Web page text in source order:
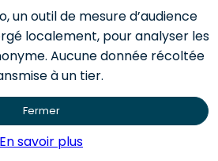
en émanent notamment
pour les 600
à l'EBG, l'angle et les
les aborder. Mais c'est
et avance en
sujets précis.
un outil de mesure d’audience
localement, pour analyser les
Aucune donnée récoltée
à un tier.
Fermer
En savoir plus